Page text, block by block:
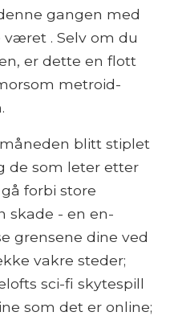
gangen med
. Selv om du
er dette en flott
metroid-
blitt stiplet
de som leter etter
forbi store
skade - en en-
grensene dine ved
vakre steder;
sci-fi skytespill
som det er online;